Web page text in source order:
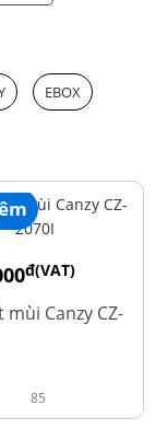
EBOX
đ(VAT)
mùi Canzy CZ-
85